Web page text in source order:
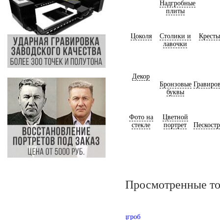
Надгробные
плиты
Цоколя
Столики и
лавочки
Кресты
Декор
Бронзовые
буквы
Фото на
стекле
Цветной
портрет
Просмотренные